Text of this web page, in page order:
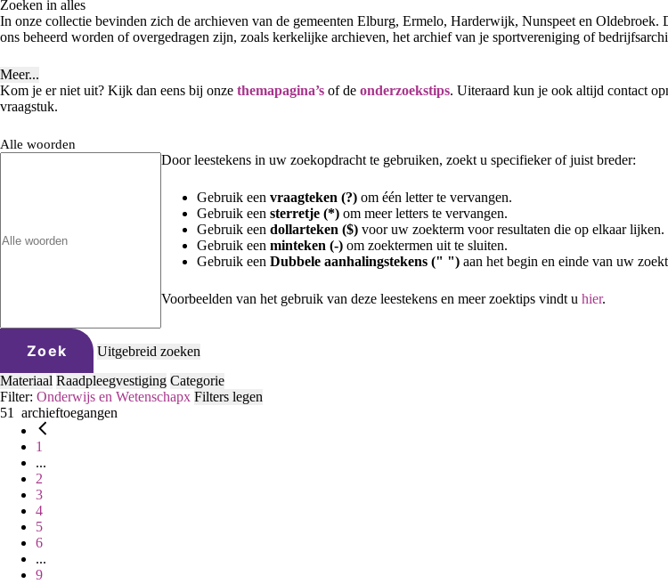
Zoeken in alles
In onze collectie bevinden zich de archieven van de gemeenten Elburg, Ermelo, Harderwijk, Nunspeet en
ons beheerd worden of overgedragen zijn, zoals kerkelijke archieven, het archief van je sportvereniging of
Meer...
Kom je er niet uit? Kijk dan eens bij onze themapagina’s of de onderzoekstips. Uiteraard kun je ook altijd contact
vraagstuk.
Alle woorden
Door leestekens in uw zoekopdracht te gebruiken, zoekt u specifieker of juist breder:
Gebruik een vraagteken (?) om één letter te vervangen.
Gebruik een sterretje (*) om meer letters te vervangen.
Gebruik een dollarteken ($) voor uw zoekterm voor resultaten die op elkaar lijken.
Gebruik een minteken (-) om zoektermen uit te sluiten.
Gebruik een Dubbele aanhalingstekens (" ") aan het begin en einde van uw
Voorbeelden van het gebruik van deze leestekens en meer zoektips vindt u hier.
Zoek
Uitgebreid zoeken
Materiaal Raadpleegvestiging Categorie
Filter: Onderwijs en Wetenschapx Filters legen
51
archieftoegangen
1
...
2
3
4
5
6
...
9